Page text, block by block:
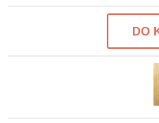
DO